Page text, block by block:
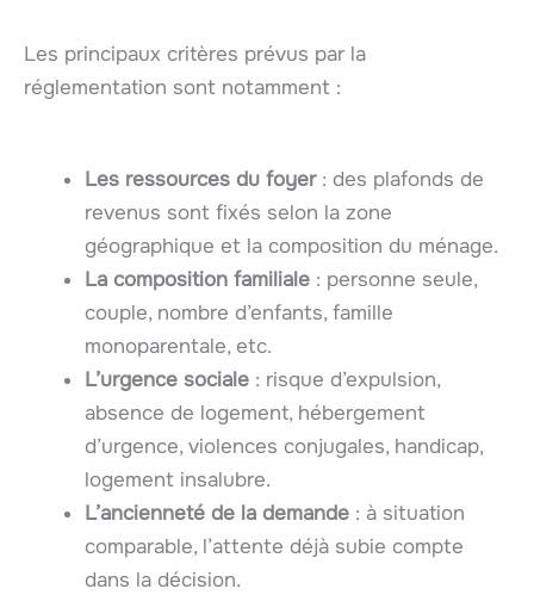
Les principaux critères prévus par la
réglementation sont notamment :
Les ressources du foyer: des plafonds de
revenus sont fixés selon la zone
géographique et la composition du ménage.
La composition familiale : personne seule,
couple, nombre d’enfants, famille
monoparentale, etc.
L’urgence sociale : risque d’expulsion,
absence de logement, hébergement
d’urgence, violences conjugales, handicap,
logement insalubre.
L’ancienneté de la demande : à situation
comparable, l’attente déjà subie compte
dans la décision.